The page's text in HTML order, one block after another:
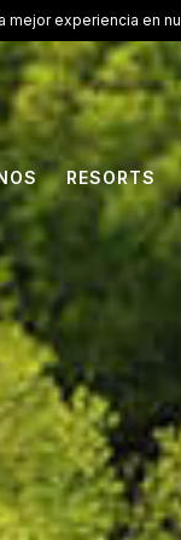
mejor experiencia en
RESORTS